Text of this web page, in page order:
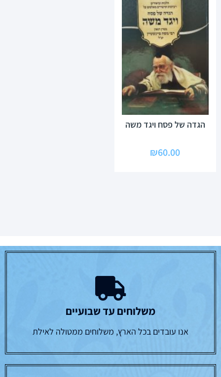
הגדה של פסח ויגד משה
₪60.00
משלוחים עד שבועיים
אנו עובדים בכל הארץ, משלוחים ממטולה לאילת